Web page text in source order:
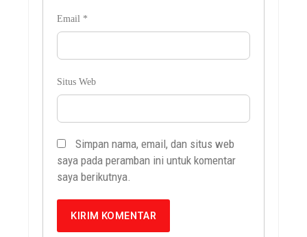
Email *
Situs Web
Simpan nama, email, dan situs web
saya pada peramban ini untuk komentar
saya berikutnya.